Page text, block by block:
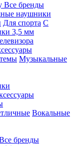
Все бренды
наушники
Для спорта С
3,5 мм
Музыкальные
Вокальные
бренды